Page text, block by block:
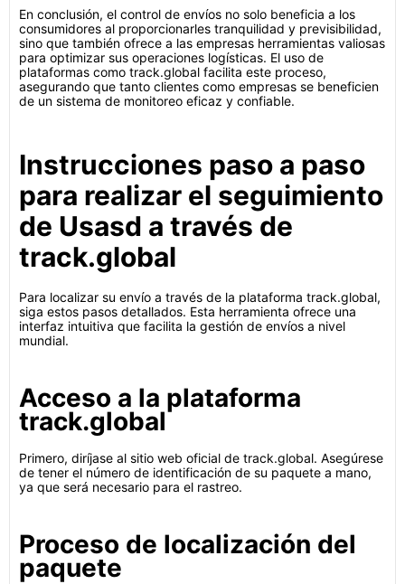
En conclusión, el control de envíos no solo beneficia a los
consumidores al proporcionarles tranquilidad y previsibilidad,
sino que también ofrece a las empresas herramientas valiosas
para optimizar sus operaciones logísticas. El uso de
plataformas como track.global facilita este proceso,
asegurando que tanto clientes como empresas se beneficien
de un sistema de monitoreo eficaz y confiable.
Instrucciones paso a paso
para realizar el seguimiento
de Usasd a través de
track.global
Para localizar su envío a través de la plataforma track.global,
siga estos pasos detallados. Esta herramienta ofrece una
interfaz intuitiva que facilita la gestión de envíos a nivel
mundial.
Acceso a la plataforma
track.global
Primero, diríjase al sitio web oficial de track.global. Asegúrese
de tener el número de identificación de su paquete a mano,
ya que será necesario para el rastreo.
Proceso de localización del
paquete